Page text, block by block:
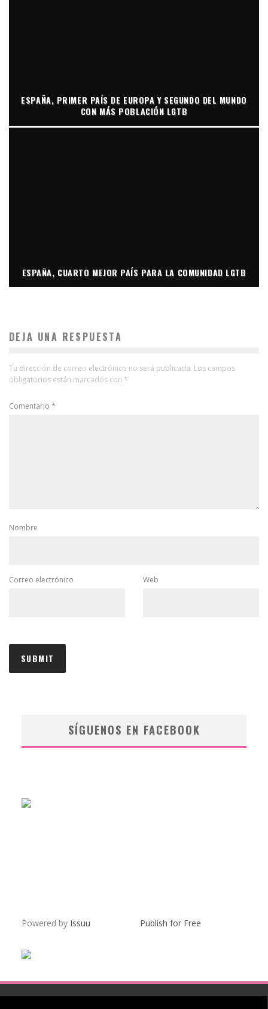
ESPAÑA, PRIMER PAÍS DE EUROPA Y SEGUNDO DEL MUNDO
CON MÁS POBLACIÓN LGTB
ESPAÑA, CUARTO MEJOR PAÍS PARA LA COMUNIDAD LGTB
DEJA UNA RESPUESTA
Tu dirección de correo electrónico no será publicada. Los campos
obligatorios están marcados con *
Comentario *
Nombre
Correo electrónico Web
SÍGUENOS EN FACEBOOK
Powered by Issuu Publish for Free